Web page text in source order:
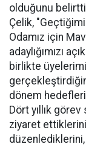
olduğunu
Çelik,
Odamız için
adaylığımızı
birlikte
dönem
Dört yıllık
ziyaret
düzenlediklerini,